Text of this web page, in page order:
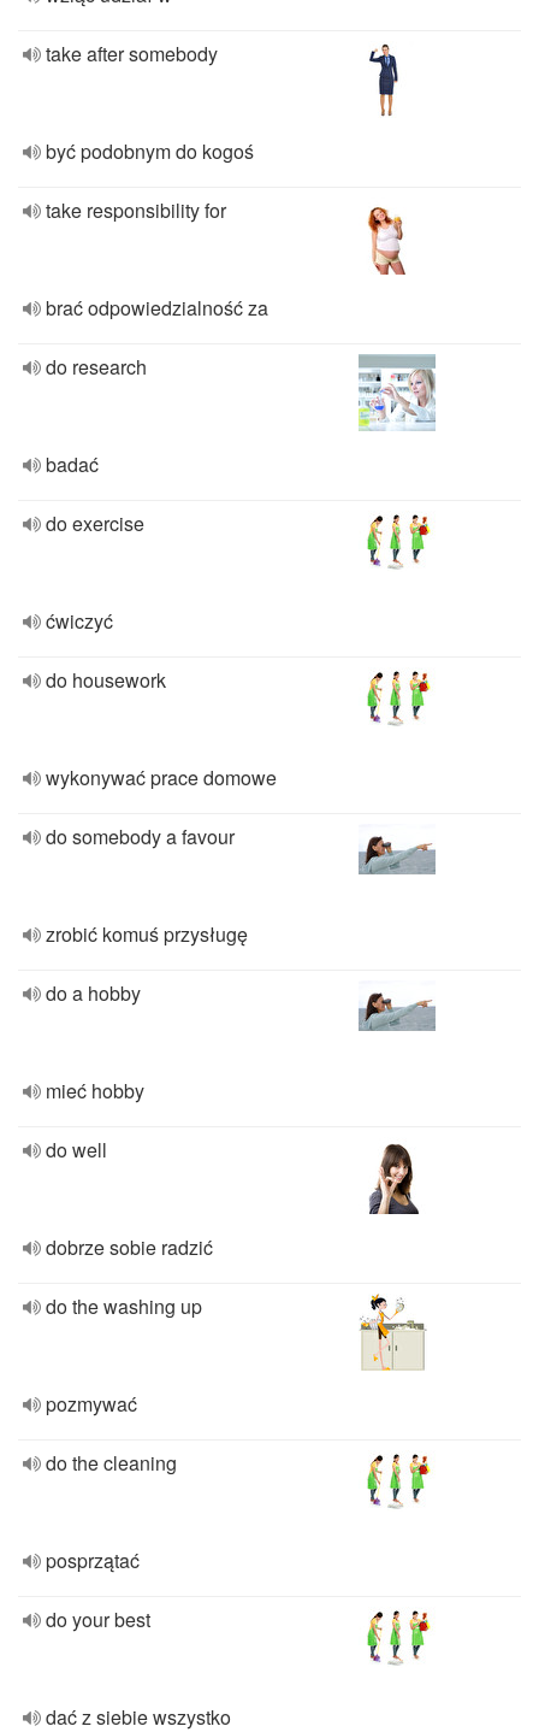
take after somebody
być podobnym do kogoś
take responsibility for
brać odpowiedzialność za
do research
badać
do exercise
ćwiczyć
do housework
wykonywać prace domowe
do somebody a favour
zrobić komuś przysługę
do a hobby
mieć hobby
do well
dobrze sobie radzić
do the washing up
pozmywać
do the cleaning
posprzątać
do your best
dać z siebie wszystko